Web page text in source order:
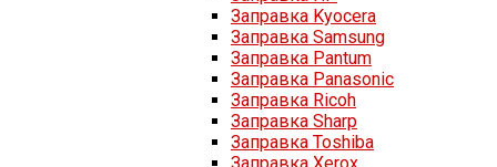
Заправка Kyocera
Заправка Samsung
Заправка Pantum
Заправка Panasonic
Заправка Ricoh
Заправка Sharp
Заправка Toshiba